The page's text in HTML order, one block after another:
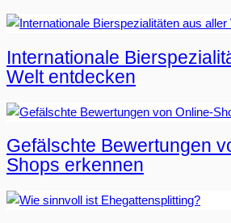
Internationale
Welt entdecken
Gefälschte Bewertungen
Shops erkennen